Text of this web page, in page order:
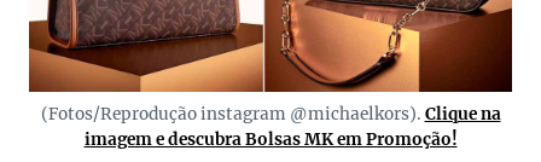
(Fotos/Reprodução instagram @michaelkors). Clique na
imagem e descubra Bolsas MK em Promoção!